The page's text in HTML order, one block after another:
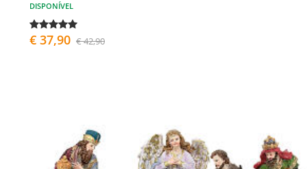
DISPONÍVEL
€ 37,90 € 42,90